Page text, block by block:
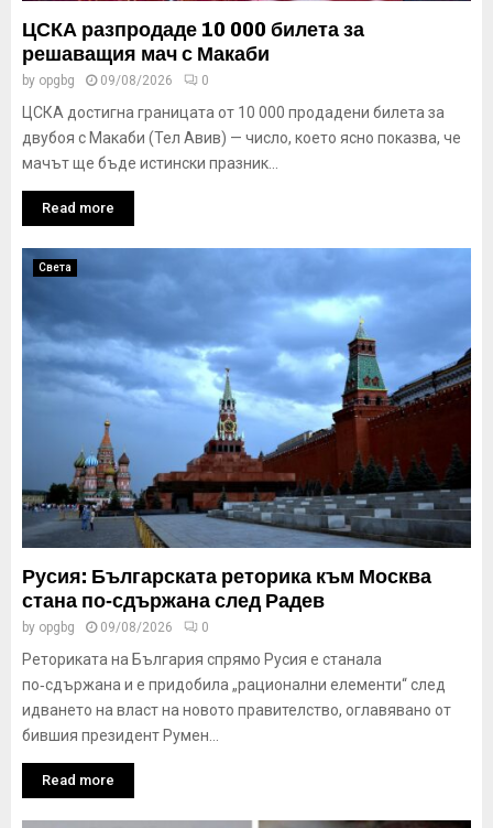
ЦСКА разпродаде 10 000 билета за
решаващия мач с Макаби
by opgbg 09/08/2026 0
ЦСКА достигна границата от 10 000 продадени билета за
двубоя с Макаби (Тел Авив) — число, което ясно показва, че
мачът ще бъде истински празник...
Read more
Света
Русия: Българската реторика към Москва
стана по‑сдържана след Радев
by opgbg 09/08/2026 0
Реториката на България спрямо Русия е станала
по‑сдържана и е придобила „рационални елементи“ след
идването на власт на новото правителство, оглавявано от
бившия президент Румен...
Read more